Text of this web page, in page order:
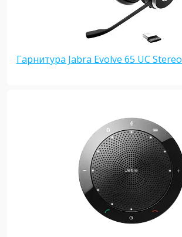
Гарнитура Jabra Evolve 65 UC Stereo